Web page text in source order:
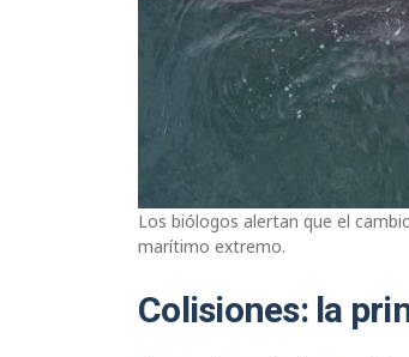
Los biólogos alertan que el
marítimo extremo.
Colisiones: la